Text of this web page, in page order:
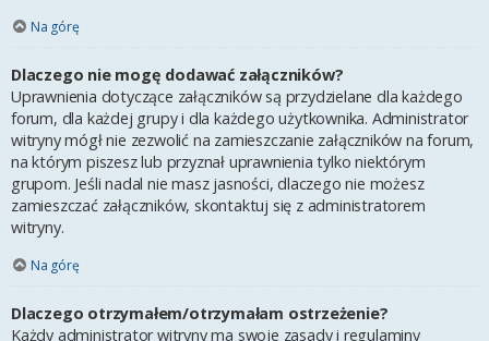
Na górę
Dlaczego nie mogę dodawać załączników?
Uprawnienia dotyczące załączników są przydzielane dla każdego
forum, dla każdej grupy i dla każdego użytkownika. Administrator
witryny mógł nie zezwolić na zamieszczanie załączników na forum,
na którym piszesz lub przyznał uprawnienia tylko niektórym
grupom. Jeśli nadal nie masz jasności, dlaczego nie możesz
zamieszczać załączników, skontaktuj się z administratorem
witryny.
Na górę
Dlaczego otrzymałem/otrzymałam ostrzeżenie?
Każdy administrator witryny ma swoje zasady i regulaminy